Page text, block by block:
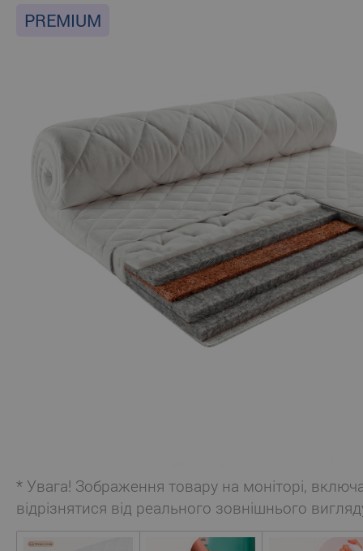
PREMIUM
* Увага! Зображення товару на моніторі,
відрізнятися від реального зовнішнього